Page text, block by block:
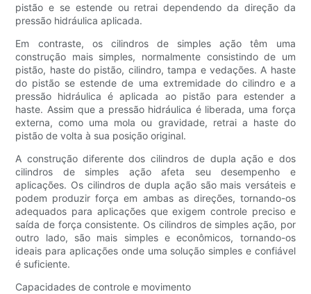
pistão e se estende ou retrai dependendo da direção da
pressão hidráulica aplicada.
Em contraste, os cilindros de simples ação têm uma
construção mais simples, normalmente consistindo de um
pistão, haste do pistão, cilindro, tampa e vedações. A haste
do pistão se estende de uma extremidade do cilindro e a
pressão hidráulica é aplicada ao pistão para estender a
haste. Assim que a pressão hidráulica é liberada, uma força
externa, como uma mola ou gravidade, retrai a haste do
pistão de volta à sua posição original.
A construção diferente dos cilindros de dupla ação e dos
cilindros de simples ação afeta seu desempenho e
aplicações. Os cilindros de dupla ação são mais versáteis e
podem produzir força em ambas as direções, tornando-os
adequados para aplicações que exigem controle preciso e
saída de força consistente. Os cilindros de simples ação, por
outro lado, são mais simples e econômicos, tornando-os
ideais para aplicações onde uma solução simples e confiável
é suficiente.
Capacidades de controle e movimento